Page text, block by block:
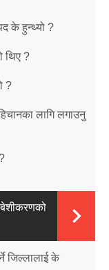
के हुन्थ्यो ?
थिए ?
?
लागि लगाउनु
?
जिल्लालाई के